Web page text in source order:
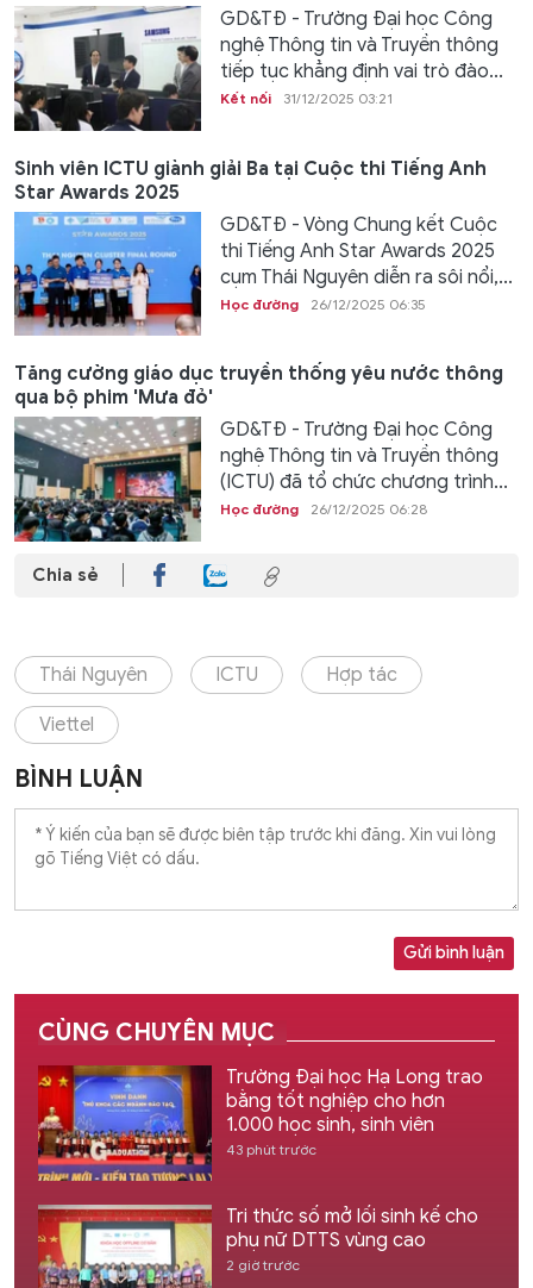
GD&TĐ - Trường Đại học Công
nghệ Thông tin và Truyền thông
tiếp tục khẳng định vai trò đào...
Kết nối 31/12/2025 03:21
Sinh viên ICTU giành giải Ba tại Cuộc thi Tiếng Anh
Star Awards 2025
GD&TĐ - Vòng Chung kết Cuộc
thi Tiếng Anh Star Awards 2025
cụm Thái Nguyên diễn ra sôi nổi,...
Học đường 26/12/2025 06:35
Tăng cường giáo dục truyền thống yêu nước thông
qua bộ phim 'Mưa đỏ'
GD&TĐ - Trường Đại học Công
nghệ Thông tin và Truyền thông
(ICTU) đã tổ chức chương trình...
Học đường 26/12/2025 06:28
Chia sẻ
Thái Nguyên ICTU Hợp tác
Viettel
BÌNH LUẬN
Gửi bình luận
CÙNG CHUYÊN MỤC
Trường Đại học Hạ Long trao
bằng tốt nghiệp cho hơn
1.000 học sinh, sinh viên
43 phút trước
Tri thức số mở lối sinh kế cho
phụ nữ DTTS vùng cao
2 giờ trước